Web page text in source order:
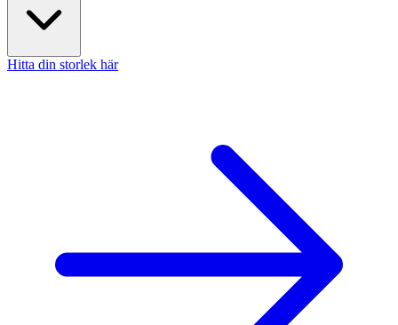
Hitta din storlek här